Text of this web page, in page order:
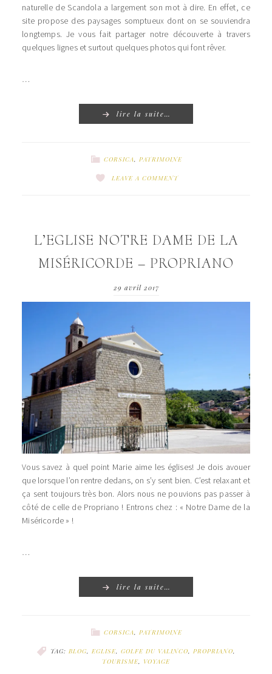
naturelle de Scandola a largement son mot à dire. En effet, ce
site propose des paysages somptueux dont on se souviendra
longtemps. Je vous fait partager notre découverte à travers
quelques lignes et surtout quelques photos qui font rêver.
…
lire la suite…
CORSICA, PATRIMOINE
LEAVE A COMMENT
L’EGLISE NOTRE DAME DE LA
MISÉRICORDE – PROPRIANO
29 avril 2017
Vous savez à quel point Marie aime les églises! Je dois avouer
que lorsque l’on rentre dedans, on s’y sent bien. C’est relaxant et
ça sent toujours très bon. Alors nous ne pouvions pas passer à
côté de celle de Propriano ! Entrons chez : « Notre Dame de la
Miséricorde » !
…
lire la suite…
CORSICA, PATRIMOINE
TAG: BLOG, EGLISE, GOLFE DU VALINCO, PROPRIANO,
TOURISME, VOYAGE